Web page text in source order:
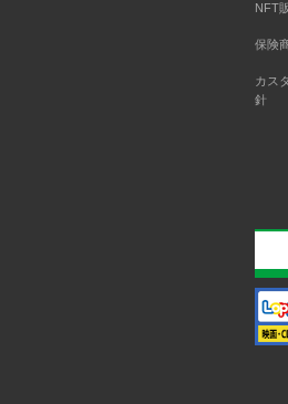
NFT
保険
カス
針